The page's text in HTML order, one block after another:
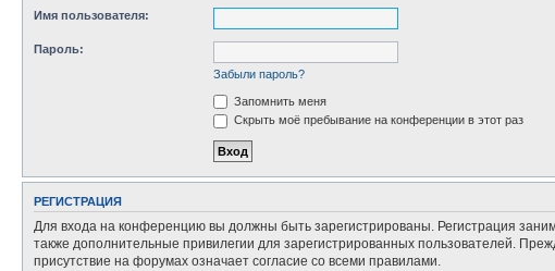
Имя пользователя:
Пароль:
Забыли пароль?
Запомнить меня
Скрыть моё пребывание на конференции в этот раз
РЕГИСТРАЦИЯ
Для входа на конференцию вы должны быть зарегистрированы. Регистрация
также дополнительные привилегии для зарегистрированных пользователей.
присутствие на форумах означает согласие со всеми правилами.